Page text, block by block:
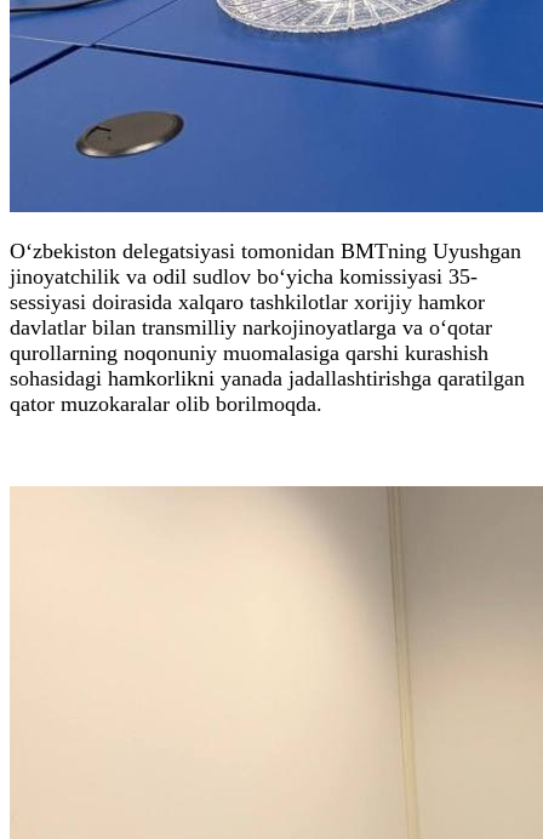
O‘zbekiston delegatsiyasi tomonidan BMTning Uyushgan
jinoyatchilik va odil sudlov bo‘yicha komissiyasi 35-
sessiyasi doirasida xalqaro tashkilotlar xorijiy hamkor
davlatlar bilan transmilliy narkojinoyatlarga va o‘qotar
qurollarning noqonuniy muomalasiga qarshi kurashish
sohasidagi hamkorlikni yanada jadallashtirishga qaratilgan
qator muzokaralar olib borilmoqda.